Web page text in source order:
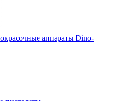
аппараты Dino-